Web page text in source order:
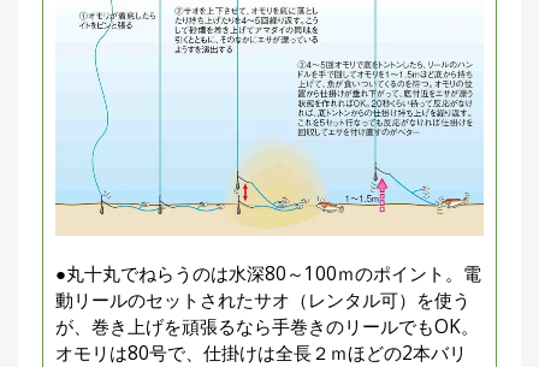
●丸十丸でねらうのは水深80～100ｍのポイント。電
動リールのセットされたサオ（レンタル可）を使う
が、巻き上げを頑張るなら手巻きのリールでもOK。
オモリは80号で、仕掛けは全長２ｍほどの2本バリ